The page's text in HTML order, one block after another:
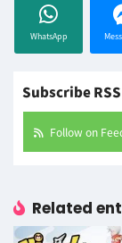
WhatsApp
Subscribe
Follow on
Related